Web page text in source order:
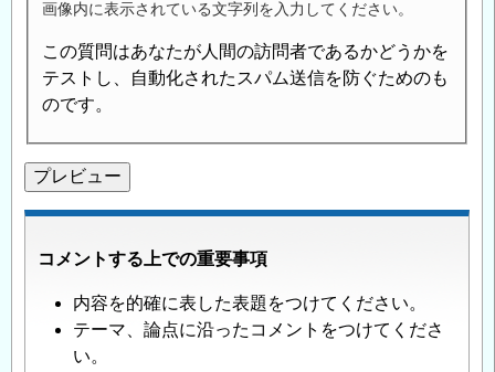
画像内に表示されている文字列を入力してください。
この質問はあなたが人間の訪問者であるかどうかを
テストし、自動化されたスパム送信を防ぐためのも
のです。
コメントする上での重要事項
内容を的確に表した表題をつけてください。
テーマ、論点に沿ったコメントをつけてくださ
い。